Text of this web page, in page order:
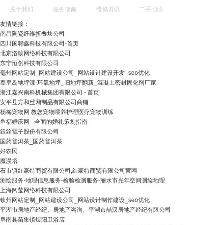
关于我们 服务指南 维修资讯 二手回收
友情链接：
南昌陶瓷纤维折叠块公司
四川国翱鑫科技有限公司-首页
北京洛帧网络科技有限公司
东宁恒创科技有限公司
毫州网站定制_网站建设公司_网站设计建设开发_seo优化
秦皇岛地坪漆-环氧地坪_旧地坪翻新_混凝土密封固化剂厂家
浙江嘉兴南科机械集团有限公司 - 首页
安平县方和丝网制品有限公司商铺
杨梅宠物网 教您宠物喂养护理医疗宠物训练
鱼福婚庆网 - 全面的婚礼策划指南
鈺銓電子股份有限公司
国药普洱茶_国药普洱茶
好农民
魔漫塔
石市镇红豪特商贸有限公司,红豪特商贸有限公司官网
测绘服务-地理信息服务-检验检测服务-丽水市光年空间测绘地理
上海阅莹网络科技有限公司
钦州网站定制_网站建设公司_网站设计制作建设_seo优化
平湖市房地产经纪、房地产咨询、平湖市喆汉房地产经纪有限公司
阜南县苗集镇煜阳卫浴店